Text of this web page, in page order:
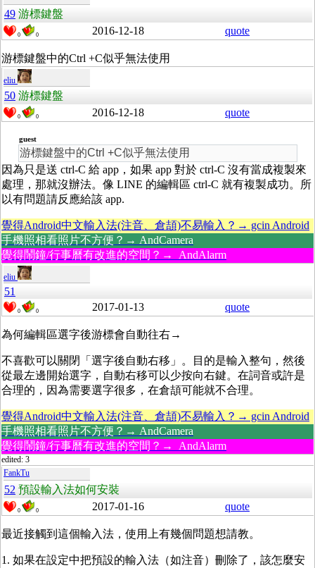
49 游標鍵盤
0 0 2016-12-18 quote
游標鍵盤中的Ctrl +C似乎無法使用
eliu
50 游標鍵盤
0 0 2016-12-18 quote
guest
游標鍵盤中的Ctrl +C似乎無法使用
因為只是送 ctrl-C 給 app，如果 app 對於 ctrl-C 沒有當成複製來
處理，那就沒辦法。像 LINE 的編輯區 ctrl-C 就有複製成功。所
以有問題請反應給該 app.
覺得Android中文輸入法(注音、倉頡)不易輸入？→ gcin Android
手機照相看照片不方便？→ AndCamera
覺得鬧鐘/行事曆有改進的空間？→ AndAlarm
eliu
51
0 0 2017-01-13 quote
為何編輯區選字後游標會自動往右→
不喜歡可以關閉「選字後自動右移」。目的是輸入整句，然後
從最左邊開始選字，自動右移可以少按向右鍵。在詞音或許是
合理的，因為需要選字很多，在倉頡可能就不合理。
覺得Android中文輸入法(注音、倉頡)不易輸入？→ gcin Android
手機照相看照片不方便？→ AndCamera
覺得鬧鐘/行事曆有改進的空間？→ AndAlarm
edited: 3
FankTu
52 預設輸入法如何安裝
0 0 2017-01-16 quote
最近接觸到這個輸入法，使用上有幾個問題想請教。
1. 如果在設定中把預設的輸入法（如注音）刪除了，該怎麼安